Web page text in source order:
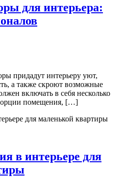
для интерьера:
придадут интерьеру уют,
а также скроют возможные
включать в себя несколько
помещения, […]
в интерьере для